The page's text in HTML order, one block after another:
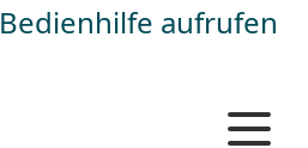
Bedienhilfe aufrufen